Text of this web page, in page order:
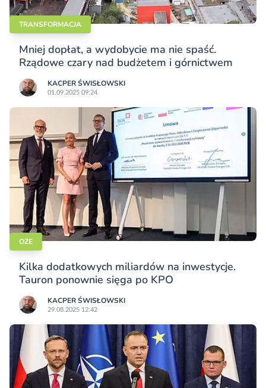
TRANSFORMACJA
Mniej dopłat, a wydobycie ma nie spaść.
Rządowe czary nad budżetem i górnictwem
KACPER ŚWISŁO­WSKI
01.09.2025 09:24
OZE
Kilka dodatkowych miliardów na inwestycje.
Tauron ponownie sięga po KPO
KACPER ŚWISŁO­WSKI
29.08.2025 12:42